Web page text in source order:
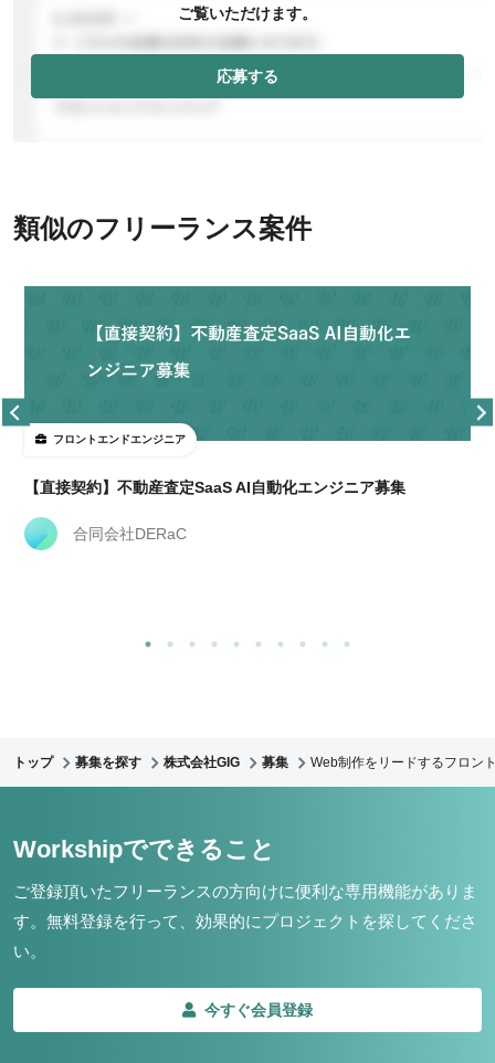
ご覧いただけます。
応募する
類似のフリーランス案件
フロントエンドエンジニア
【直接契約】不動産査定SaaS AI自動化エンジニア募集
合同会社DERaC
トップ 募集を探す 株式会社GIG 募集 Web制作をリードするフロン
Workshipでできること
ご登録頂いたフリーランスの方向けに便利な専用機能がありま
す。 無料登録を行って、効果的にプロジェクトを探してくださ
い。
今すぐ会員登録